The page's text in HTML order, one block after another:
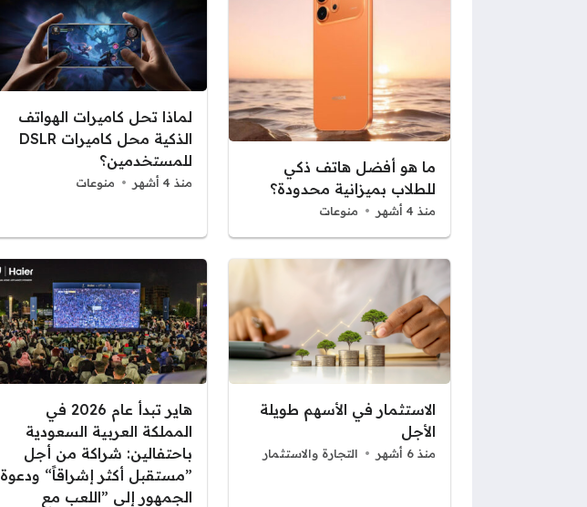
ما هو أفضل هاتف ذكي
للطلاب بميزانية محدودة؟
منذ 4 أشهر منوعات
لماذا تحل كاميرات الهواتف
الذكية محل كاميرات DSLR
للمستخدمين؟
منذ 4 أشهر منوعات
الاستثمار في الأسهم طويلة
الأجل​
منذ 6 أشهر التجارة والاستثمار
هاير تبدأ عام 2026 في
المملكة العربية السعودية
باحتفالين: شراكة من أجل
”مستقبل أكثر إشراقاً“ ودعوة
الجمهور إلى ”اللعب مع